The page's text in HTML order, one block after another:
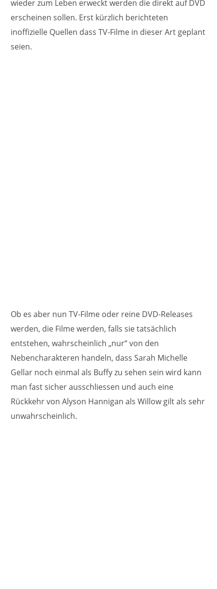
wieder zum Leben erweckt werden die direkt auf DVD
erscheinen sollen. Erst kürzlich berichteten
inoffizielle Quellen dass TV-Filme in dieser Art geplant
seien.
Ob es aber nun TV-Filme oder reine DVD-Releases
werden, die Filme werden, falls sie tatsächlich
entstehen, wahrscheinlich „nur“ von den
Nebencharakteren handeln, dass Sarah Michelle
Gellar noch einmal als Buffy zu sehen sein wird kann
man fast sicher ausschliessen und auch eine
Rückkehr von Alyson Hannigan als Willow gilt als sehr
unwahrscheinlich.